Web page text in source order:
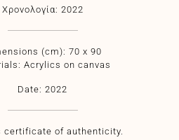
Χρονολογία: 2022
(cm): 70 x 90
Acrylics on canvas
Date: 2022
certificate of authenticity.